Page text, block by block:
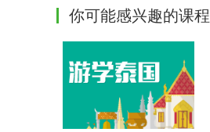
你可能感兴趣的课程